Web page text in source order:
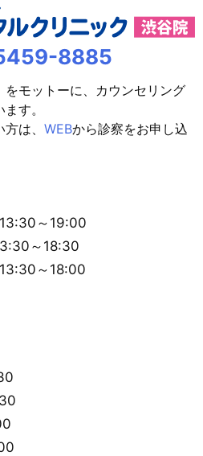
8885
をモットーに、カウンセリング
す。
は、 WEBから診察をお申し込
～19:00
～18:30
～18:00